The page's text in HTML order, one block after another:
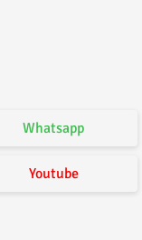
Whatsapp
Youtube